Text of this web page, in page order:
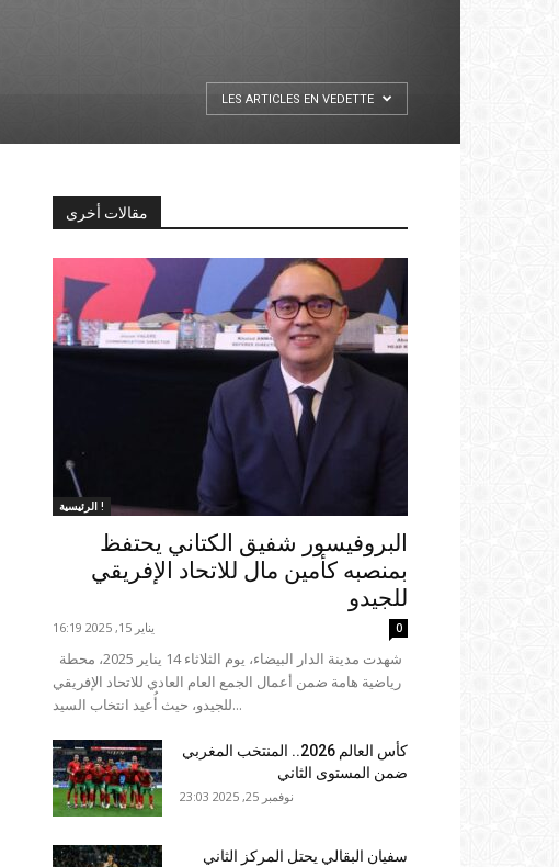
LES ARTICLES EN VEDETTE
مقالات أخرى
الرئيسية !
البروفيسور شفيق الكتاني يحتفظ
بمنصبه كأمين مال للاتحاد الإفريقي
للجيدو
يناير 15, 2025 16:19 0
رياضية هامة ضمن أعمال الجمع العام العادي للاتحاد الإفريقي
للجيدو، حيث أُعيد انتخاب السيد...
كأس العالم 2026.. المنتخب المغربي
ضمن المستوى الثاني
نوفمبر 25, 2025 23:03
سفيان البقالي يحتل المركز الثاني